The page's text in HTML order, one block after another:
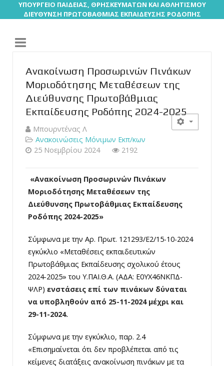
ΥΠΟΥΡΓΕΙΟ ΠΑΙΔΕΙΑΣ, ΘΡΗΣΚΕΥΜΑΤΩΝ ΚΑΙ ΑΘΛΗΤΙΣΜΟΥ
ΔΙΕΥΘΥΝΣΗ ΠΡΩΤΟΒΑΘΜΙΑΣ ΕΚΠΑΙΔΕΥΣΗΣ ΡΟΔΟΠΗΣ
Ανακοίνωση Προσωρινών Πινάκων
Μοριοδότησης Μεταθέσεων της
Διεύθυνσης Πρωτοβάθμιας
Εκπαίδευσης Ροδόπης 2024-2025
Μπουρντένας Λ
Ανακοινώσεις Μόνιμων Εκπ/κων
25 Νοεμβρίου 2024
2192
«Ανακοίνωση Προσωρινών Πινάκων
Μοριοδότησης Μεταθέσεων της
Διεύθυνσης Πρωτοβάθμιας Εκπαίδευσης
Ροδόπης 2024-2025»
Σύμφωνα με την Αρ. Πρωτ. 121293/Ε2/15-10-2024
εγκύκλιο «Μεταθέσεις εκπαιδευτικών
Πρωτοβάθμιας Εκπαίδευσης σχολικού έτους
2024-2025» του Υ.ΠΑΙ.Θ.Α. (ΑΔΑ: Ε0ΥΧ46ΝΚΠΔ-
ΨΛΡ) ενστάσεις επί των πινάκων δύναται
να υποβληθούν από 25-11-2024 μέχρι και
29-11-2024.
Σύμφωνα με την εγκύκλιο, παρ. 2.4
«Επισημαίνεται ότι δεν προβλέπεται από τις
κείμενες διατάξεις ανακοίνωση πινάκων με τα